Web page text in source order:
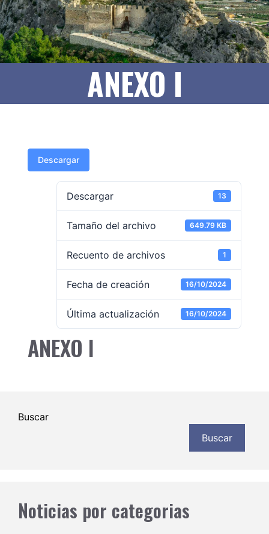
ANEXO I
Descargar
Descargar 13
Tamaño del archivo 649.79 KB
Recuento de archivos 1
Fecha de creación 16/10/2024
Última actualización 16/10/2024
ANEXO I
Buscar
Buscar
Noticias por categorias